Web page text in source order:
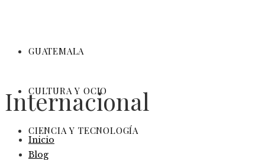
GUATEMALA
CULTURA Y OCIO
CIENCIA Y TECNOLOGÍA
Internacional
Inicio
Blog